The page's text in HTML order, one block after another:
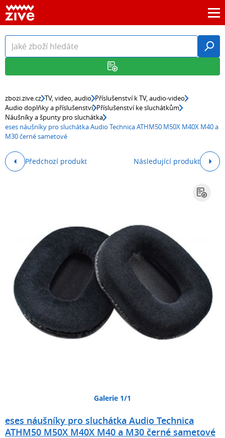
zbozi.zive.cz TV, video, audio Příslušenství k TV, audio-video
Audio doplňky a příslušenství Příslušenství ke sluchátkům
Náušníky a špunty pro sluchátka
eses náušníky pro sluchátka Audio Technica ATHM50 M50X M40X M40 a
M30 černé sametové
Předchozí produkt Následující produkt
Galerie 1/1
eses náušníky pro sluchátka Audio Technica
ATHM50 M50X M40X M40 a M30 černé sametové